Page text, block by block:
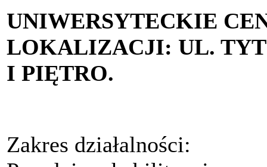
UNIWERSYTECKIE
LOKALIZACJI: UL.
I PIĘTRO.
Zakres działalności: